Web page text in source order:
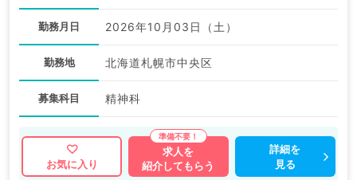
勤務月日 2026年10月03日（土）
勤務地 北海道札幌市中央区
募集科目 精神科
お気に入り
求人を
紹介してもらう
詳細を
見る